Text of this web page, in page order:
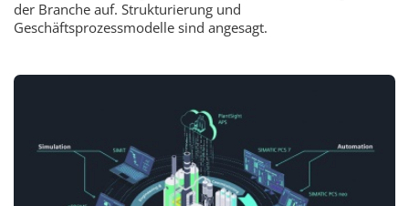
der Branche auf. Strukturierung und
Geschäftsprozessmodelle sind angesagt.